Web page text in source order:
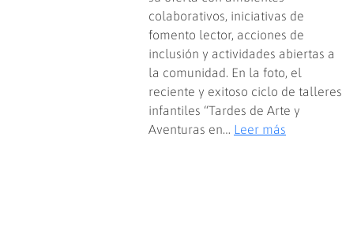
colaborativos, iniciativas de
fomento lector, acciones de
inclusión y actividades abiertas a
la comunidad. En la foto, el
reciente y exitoso ciclo de talleres
infantiles “Tardes de Arte y
Aventuras en… Leer más